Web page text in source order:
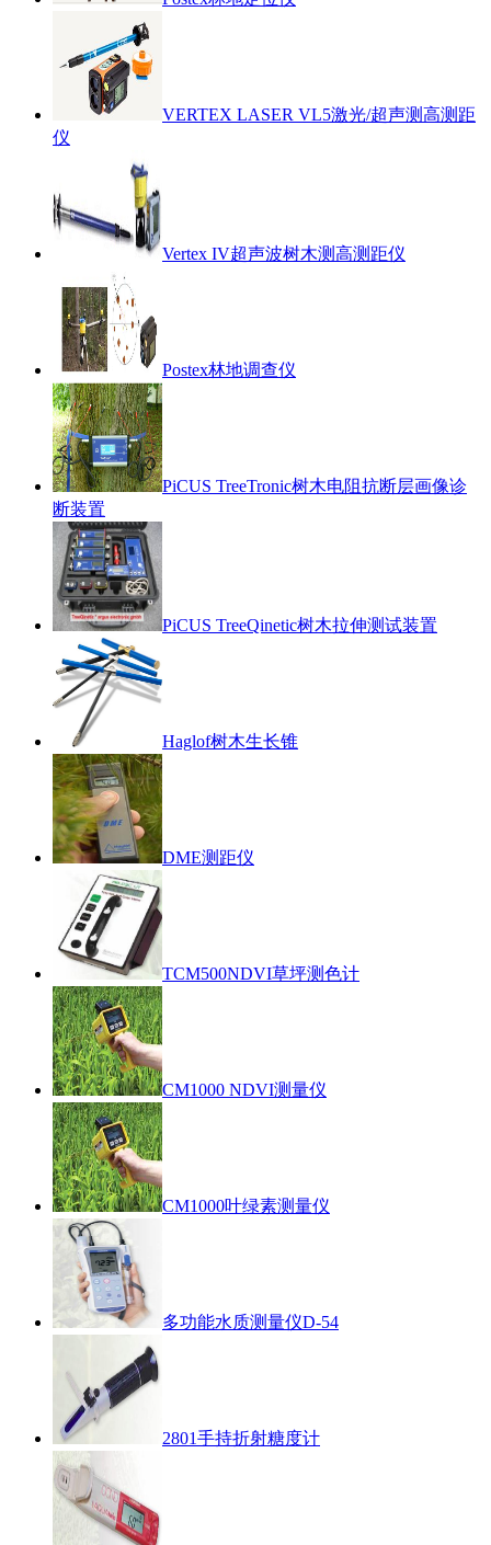
VERTEX LASER VL5激光/超声测高测距
仪
Vertex IV超声波树木测高测距仪
Postex林地调查仪
PiCUS TreeTronic树木电阻抗断层画像诊
断装置
PiCUS TreeQinetic树木拉伸测试装置
Haglof树木生长锥
DME测距仪
TCM500NDVI草坪测色计
CM1000 NDVI测量仪
CM1000叶绿素测量仪
多功能水质测量仪D-54
2801手持折射糖度计